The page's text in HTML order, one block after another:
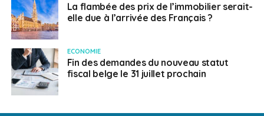
La flambée des prix de l’immobilier serait-
elle due à l’arrivée des Français ?
ECONOMIE
Fin des demandes du nouveau statut
fiscal belge le 31 juillet prochain